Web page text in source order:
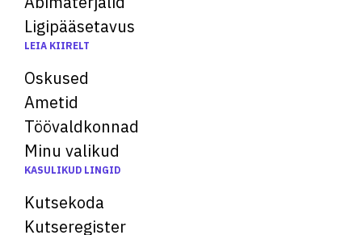
Ligipääsetavus
LEIA KIIRELT
Oskused
Ametid
Töövaldkonnad
Minu valikud
KASULIKUD LINGID
Kutsekoda
Kutseregister